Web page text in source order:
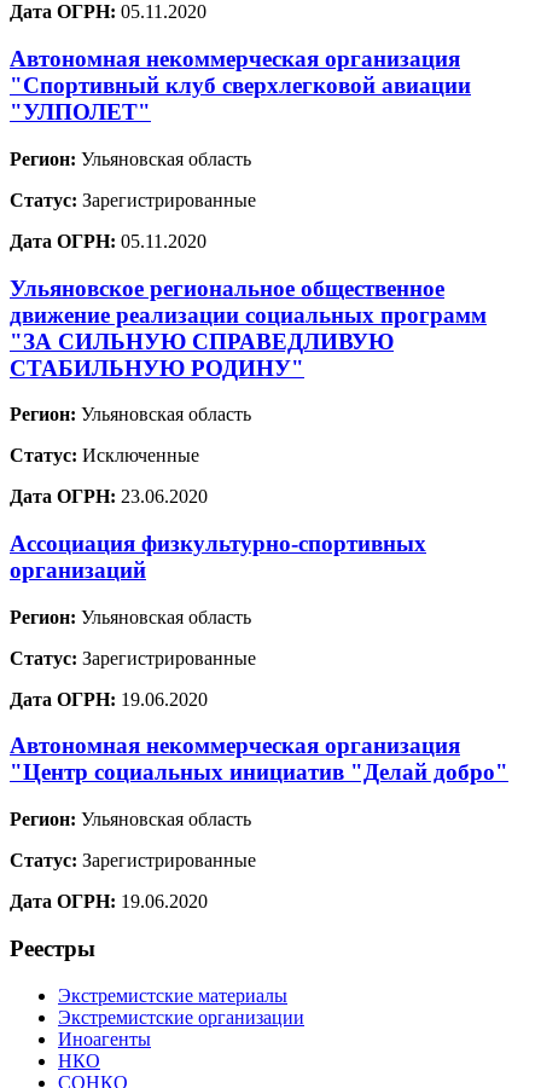
Дата ОГРН: 05.11.2020
Автономная некоммерческая организация
"Спортивный клуб сверхлегковой авиации
"УЛПОЛЕТ"
Регион: Ульяновская область
Статус: Зарегистрированные
Дата ОГРН: 05.11.2020
Ульяновское региональное общественное
движение реализации социальных программ
"ЗА СИЛЬНУЮ СПРАВЕДЛИВУЮ
СТАБИЛЬНУЮ РОДИНУ"
Регион: Ульяновская область
Статус: Исключенные
Дата ОГРН: 23.06.2020
Ассоциация физкультурно-спортивных
организаций
Регион: Ульяновская область
Статус: Зарегистрированные
Дата ОГРН: 19.06.2020
Автономная некоммерческая организация
"Центр социальных инициатив "Делай добро"
Регион: Ульяновская область
Статус: Зарегистрированные
Дата ОГРН: 19.06.2020
Реестры
Экстремистские материалы
Экстремистские организации
Иноагенты
НКО
СОНКО